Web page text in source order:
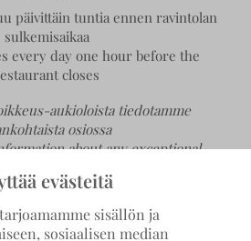
evästeitä
sisällön ja
sosiaalisen median
päivittäin tuntia ennen ravintolan
sulkemisaikaa
every day one hour before the
closes
aukioloista tiedotamme
osiossa
about any exceptional